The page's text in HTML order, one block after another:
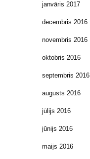
janvāris 2017
decembris 2016
novembris 2016
oktobris 2016
septembris 2016
augusts 2016
jūlijs 2016
jūnijs 2016
maijs 2016